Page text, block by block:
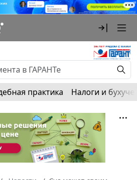
практика Налоги и